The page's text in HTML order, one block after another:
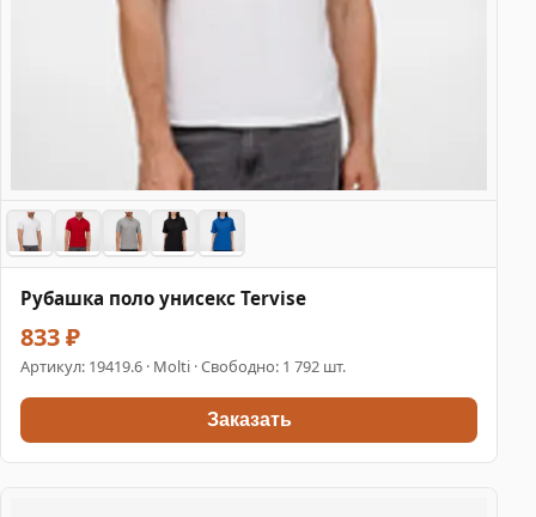
Рубашка поло унисекс Tervise
833 ₽
Артикул: 19419.6 · Molti · Свободно: 1 792 шт.
Заказать